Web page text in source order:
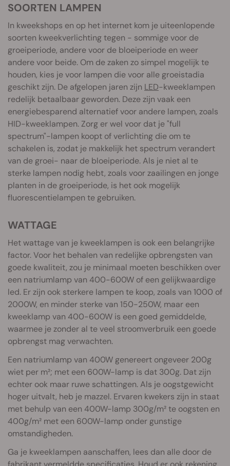
SOORTEN LAMPEN
In kweekshops en op het internet kom je uiteenlopende
soorten kweekverlichting tegen - sommige voor de
groeiperiode, andere voor de bloeiperiode en weer
andere voor beide. Om de zaken zo simpel mogelijk te
houden, kies je voor lampen die voor alle groeistadia
geschikt zijn. De afgelopen jaren zijn LED-kweeklampen
redelijk betaalbaar geworden. Deze zijn vaak een
energiebesparend alternatief voor andere lampen, zoals
HID-kweeklampen. Zorg er wel voor dat je "full
spectrum"-lampen koopt of verlichting die om te
schakelen is, zodat je makkelijk het spectrum verandert
van de groei- naar de bloeiperiode. Als je niet al te
sterke lampen nodig hebt, zoals voor zaailingen en jonge
planten in de groeiperiode, is het ook mogelijk
fluorescentielampen te gebruiken.
WATTAGE
Het wattage van je kweeklampen is ook een belangrijke
factor. Voor het behalen van redelijke opbrengsten van
goede kwaliteit, zou je minimaal moeten beschikken over
een natriumlamp van 400-600W of een gelijkwaardige
led. Er zijn ook sterkere lampen te koop, zoals van 1000 of
2000W, en minder sterke van 150-250W, maar een
kweeklamp van 400-600W is een goed gemiddelde,
waarmee je zonder al te veel stroomverbruik een goede
opbrengst mag verwachten.
Een natriumlamp van 400W genereert ongeveer 200g
wiet per m²; met een 600W-lamp is dat 300g. Dat zijn
echter ook maar ruwe schattingen. Als je oogstgewicht
hoger uitvalt, heb je mazzel. Ervaren kwekers zijn in staat
met behulp van een 400W-lamp 300g/m² te oogsten en
400g/m² met een 600W-lamp onder gunstige
omstandigheden.
Ga je kweeklampen aanschaffen, lees dan alle door de